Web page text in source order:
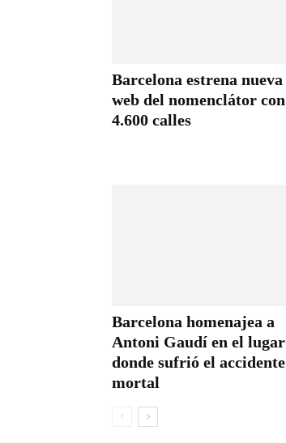
Barcelona estrena nueva
web del nomenclátor con
4.600 calles
Barcelona homenajea a
Antoni Gaudí en el lugar
donde sufrió el accidente
mortal